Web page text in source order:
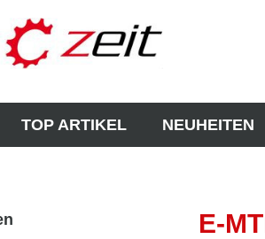
TOP ARTIKEL NEUHEITEN
E-